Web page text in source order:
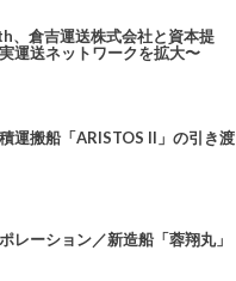
、倉吉運送株式会社と資本提
運送ネットワークを拡大〜
運搬船「ARISTOS II」の引き渡
レーション／新造船「蓉翔丸」